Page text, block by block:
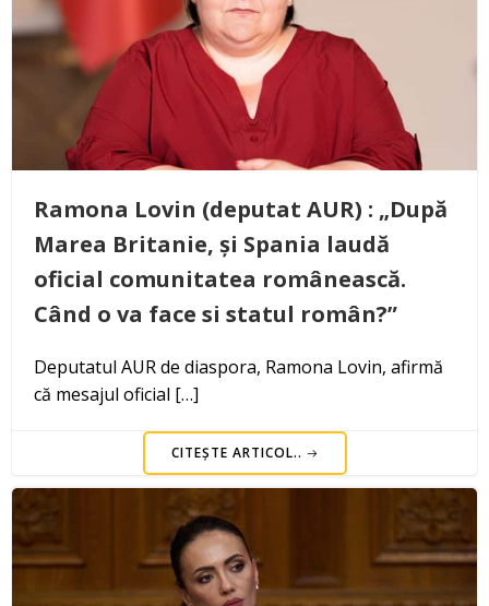
Ramona Lovin (deputat AUR) : „După
Marea Britanie, și Spania laudă
oficial comunitatea românească.
Când o va face si statul român?”
Deputatul AUR de diaspora, Ramona Lovin, afirmă
că mesajul oficial […]
CITEȘTE ARTICOL..